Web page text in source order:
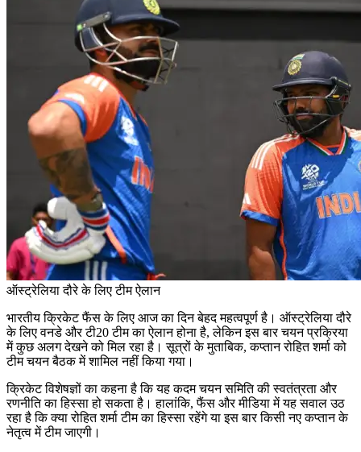
ऑस्ट्रेलिया दौरे के लिए टीम ऐलान
भारतीय क्रिकेट फैंस के लिए आज का दिन बेहद महत्वपूर्ण है। ऑस्ट्रेलिया दौरे
के लिए वनडे और टी20 टीम का ऐलान होना है, लेकिन इस बार चयन प्रक्रिया
में कुछ अलग देखने को मिल रहा है। सूत्रों के मुताबिक, कप्तान रोहित शर्मा को
टीम चयन बैठक में शामिल नहीं किया गया।
क्रिकेट विशेषज्ञों का कहना है कि यह कदम चयन समिति की स्वतंत्रता और
रणनीति का हिस्सा हो सकता है। हालांकि, फैंस और मीडिया में यह सवाल उठ
रहा है कि क्या रोहित शर्मा टीम का हिस्सा रहेंगे या इस बार किसी नए कप्तान के
नेतृत्व में टीम जाएगी।